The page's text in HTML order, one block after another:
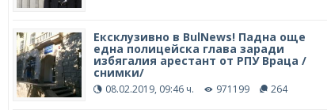
Ексклузивно в BulNews! Падна още
една полицейска глава заради
избягалия арестант от РПУ Враца /
снимки/
08.02.2019, 09:46 ч. 971199 264